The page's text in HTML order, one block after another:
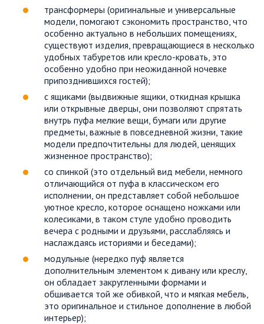
трансформеры (оригинальные и универсальные
модели, помогают сэкономить пространство, что
особенно актуально в небольших помещениях,
существуют изделия, превращающиеся в несколько
удобных табуретов или кресло-кровать, это
особенно удобно при неожиданной ночевке
припозднившихся гостей);
с ящиками (выдвижные ящики, откидная крышка
или открывные дверцы, они позволяют спрятать
внутрь пуфа мелкие вещи, бумаги или другие
предметы, важные в повседневной жизни, такие
модели предпочтительны для людей, ценящих
жизненное пространство);
со спинкой (это отдельный вид мебели, немного
отличающийся от пуфа в классическом его
исполнении, он представляет собой небольшое
уютное кресло, которое оснащено ножками или
колесиками, в таком стуле удобно проводить
вечера с родными и друзьями, расслабляясь и
наслаждаясь историями и беседами);
модульные (нередко пуф является
дополнительным элементом к дивану или креслу,
он обладает закругленными формами и
обшивается той же обивкой, что и мягкая мебель,
это оригинальное и стильное дополнение в любой
интерьер);